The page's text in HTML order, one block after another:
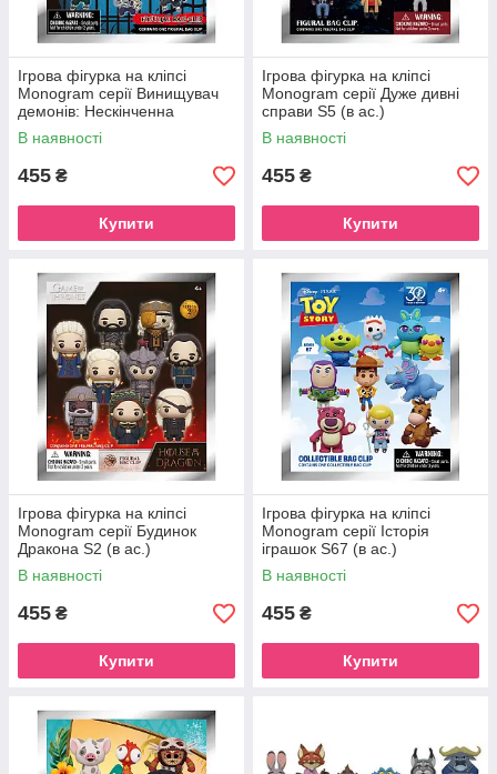
Ігрова фігурка на кліпсі
Monogram серії Винищувач
демонів: Нескінченна
фортеця S1 (в ас.)
В наявності
455 ₴
Купити
Ігрова фігурка на кліпсі
Monogram серії Дуже дивні
справи S5 (в ас.)
В наявності
455 ₴
Купити
Ігрова фігурка на кліпсі
Monogram серії Будинок
Дракона S2 (в ас.)
В наявності
455 ₴
Купити
Ігрова фігурка на кліпсі
Monogram серії Історія
іграшок S67 (в ас.)
В наявності
455 ₴
Купити